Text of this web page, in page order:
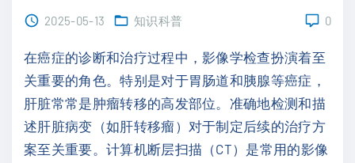
2025-05-13 知识科普 0
在癌症的诊断和治疗过程中，影像学检查扮演着至
关重要的角色。特别是对于胃肠道和胰腺等癌症，
肝脏常常是肿瘤转移的高发部位。准确地检测和描
述肝脏病变（如肝转移瘤）对于制定后续的治疗方
案至关重要。计算机断层扫描（CT）是常用的影像